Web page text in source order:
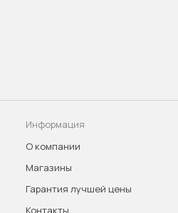
Информация
О компании
Магазины
Гарантия лучшей цены
Контакты